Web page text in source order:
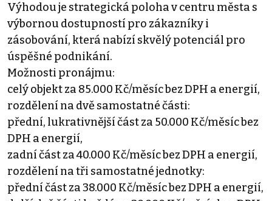
Výhodou je strategická poloha v centru města s
výbornou dostupností pro zákazníky i
zásobování, která nabízí skvělý potenciál pro
úspěšné podnikání.
Možnosti pronájmu:
celý objekt za 85.000 Kč/měsíc bez DPH a energií,
rozdělení na dvě samostatné části:
přední, lukrativnější část za 50.000 Kč/měsíc bez
DPH a energií,
zadní část za 40.000 Kč/měsíc bez DPH a energií,
rozdělení na tři samostatné jednotky:
přední část za 38.000 Kč/měsíc bez DPH a energií,